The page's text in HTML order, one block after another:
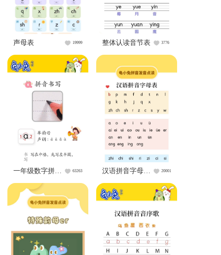
声母表 19999 整体认读音节表 3776
一年级数字拼音练习 63263 汉语拼音字母表跟读 20001